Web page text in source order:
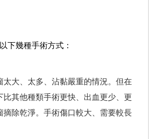
下幾種手術方式：
太大、太多、沾黏嚴重的情況。但在
比其他種類手術更快、出血更少、更
摘除乾淨。手術傷口較大、需要較長